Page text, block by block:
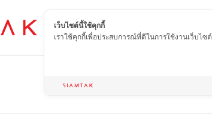
TH
เว็บไซต์นี้ใช้คุกกี้
เราใช้คุกกี้เพื่อประสบการณ์ที่ดีในการใช้งานเว็บไซต์